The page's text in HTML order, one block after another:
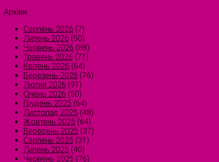
Архіви
Серпень 2026 (7)
Липень 2026 (50)
Червень 2026 (88)
Травень 2026 (71)
Квітень 2026 (64)
Березень 2026 (76)
Лютий 2026 (91)
Січень 2026 (50)
Грудень 2025 (64)
Листопад 2025 (48)
Жовтень 2025 (64)
Вересень 2025 (37)
Серпень 2025 (31)
Липень 2025 (40)
Червень 2025 (76)